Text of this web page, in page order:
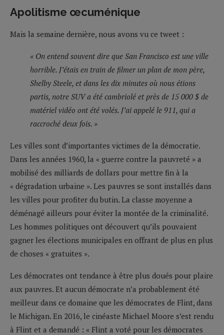
Apolitisme œcuménique
Mais la semaine dernière, nous avons vu ce tweet :
« On entend souvent dire que San Francisco est une ville
horrible. J’étais en train de filmer un plan de mon père,
Shelby Steele, et dans les dix minutes où nous étions
partis, notre SUV a été cambriolé et près de 15 000 $ de
matériel vidéo ont été volés. J’ai appelé le 911, qui a
raccroché deux fois. »
Les villes sont d’importantes victimes de la démocratie.
Dans les années 1960, la « guerre contre la pauvreté » a
mobilisé des milliards de dollars pour mettre fin à la
« dégradation urbaine ». Les pauvres se sont installés dans
les villes pour profiter du butin. La classe moyenne a
déménagé ailleurs pour éviter la montée de la criminalité.
Les hommes politiques ont découvert qu’ils pouvaient
gagner les élections municipales en offrant de plus en plus
de choses « gratuites ».
Les démocrates ont tendance à être plus doués pour plaire
aux pauvres. Et aucun démocrate n’a probablement été
meilleur dans ce domaine que les démocrates de Flint, dans
le Michigan. En 2016, le cinéaste Michael Moore s’est rendu
à Flint et a demandé : « Flint a voté pour les démocrates